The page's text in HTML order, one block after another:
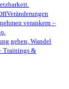
Veränderungen
verankern –
geben, Wandel
Trainings &